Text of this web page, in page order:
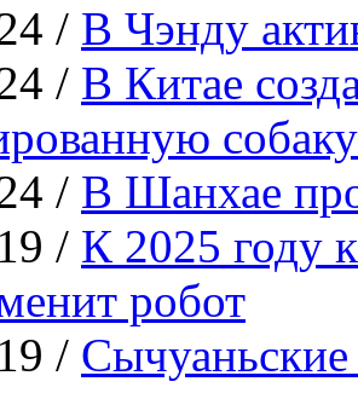
/ В Чэнду
/ В Китае
/ В Шанхае
/ К 2025 году
робот
/